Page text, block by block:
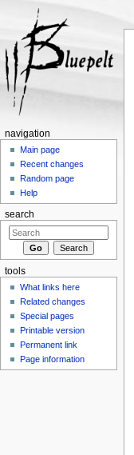
navigation
Main page
Recent changes
Random page
Help
search
tools
What links here
Related changes
Special pages
Printable version
Permanent link
Page information